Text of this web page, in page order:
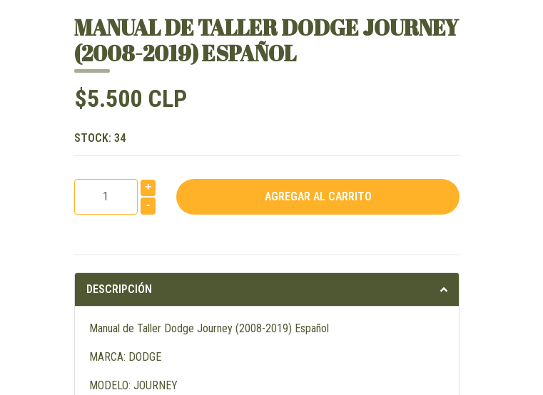
MANUAL DE TALLER DODGE JOURNEY
(2008-2019) ESPAÑOL
$5.500 CLP
STOCK: 34
+
-
DESCRIPCIÓN
Manual de Taller Dodge Journey (2008-2019) Español
MARCA: DODGE
MODELO: JOURNEY